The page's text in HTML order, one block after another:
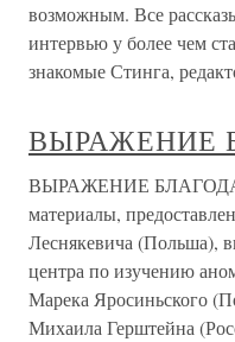
возможным. Все
интервью у более чем
знакомые Стинга,
ВЫРАЖЕНИЕ
ВЫРАЖЕНИЕ
материалы,
Леснякевича (Польша),
центра по изучению
Марека Яросиньского
Михаила Герштейна